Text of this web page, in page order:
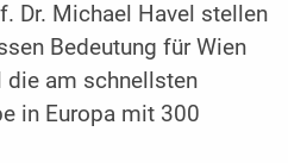
Dr. Michael Havel stellen
Bedeutung für Wien
am schnellsten
in Europa mit 300